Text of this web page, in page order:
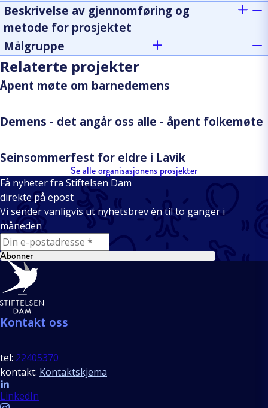
Beskrivelse av gjennomføring og
metode for prosjektet
Målgruppe
Relaterte projekter
Åpent møte om barnedemens
Demens - det angår oss alle - åpent folkemøte
Seinsommerfest for eldre i Lavik
Se alle organisasjonens prosjekter
Få nyheter fra Stiftelsen Dam
direkte på epost
Vi sender vanligvis ut nyhetsbrev én til to ganger i
måneden
E-mail
Abonner
Bunntekst
Kontakt oss
tel: 22405370
kontakt: Kontaktskjema
Follow us
LinkedIn